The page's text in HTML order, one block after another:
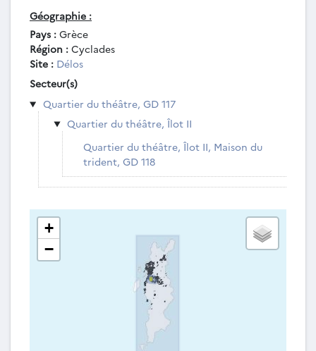
Géographie :
Pays : Grèce
Région : Cyclades
Site : Délos
Secteur(s)
Quartier du théâtre, GD 117
Quartier du théâtre, Îlot II
Quartier du théâtre, Îlot II, Maison du
trident, GD 118
+
−